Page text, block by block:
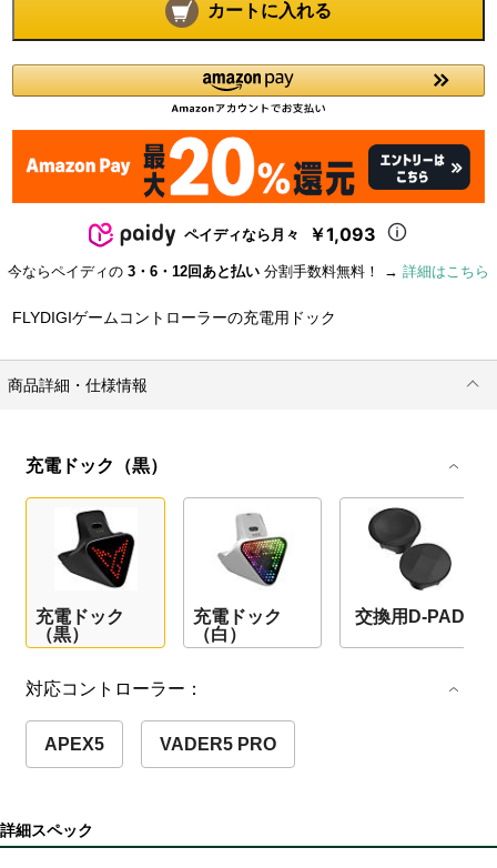
カートに入れる
ペイディなら月々 ￥1,093
今ならペイディの 3・6・12回あと払い 分割手数料無料！ → 詳細はこちら
FLYDIGIゲームコントローラーの充電用ドック
商品詳細・仕様情報
充電ドック（黒）
充電ドック
（黒）
充電ドック
（白）
交換用D-PAD
対応コントローラー：
APEX5 VADER5 PRO
詳細スペック